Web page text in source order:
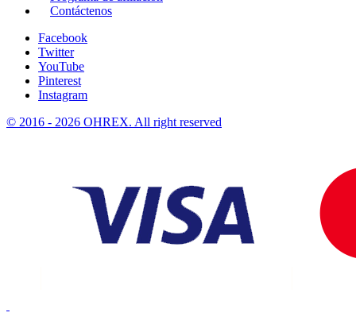
Contáctenos
Facebook
Twitter
YouTube
Pinterest
Instagram
© 2016 - 2026 OHREX. All right reserved